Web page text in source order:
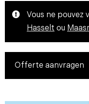
Vous ne pouvez
Hasselt ou
Offerte aanvragen